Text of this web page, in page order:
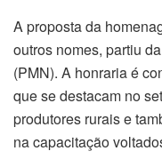
A proposta da
outros nomes, partiu
(PMN). A honraria é
que se destacam no
produtores rurais e
na capacitação